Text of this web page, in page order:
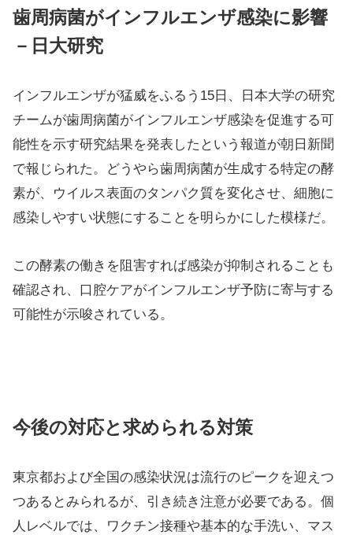
治療薬供給に課題－製薬各社が対応
ている。第一三共は14日、吸入型治療薬「イナビル」
の供給調整を開始した。在庫の偏在を防ぐため、卸売
業者や医療機関に対し出荷量を限定する措置を取っ
た。ほかの製薬会社も同様の対応を進めており、タミ
フルの後発薬供給停止を契機に、薬局や卸業者は治療
薬の確保に奔走している。
第一三共は「現時点では供給不足の状態にはない」と
しながらも、欠品や品薄を未然に防ぐための措置であ
ると説明している。
チームが歯周病菌がインフルエンザ感染を促進する可
能性を示す研究結果を発表したという報道が朝日新聞
で報じられた。どうやら歯周病菌が生成する特定の酵